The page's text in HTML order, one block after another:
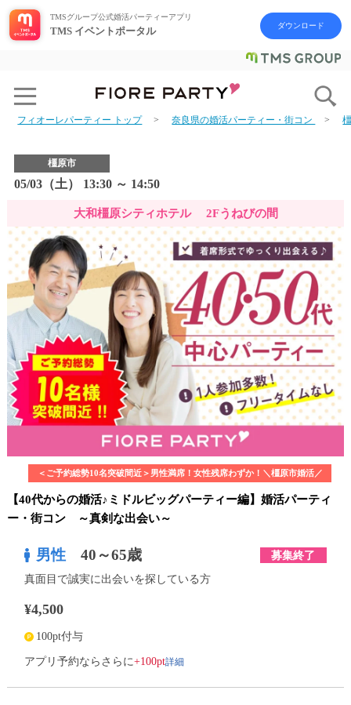
TMSグループ公式婚活パーティーアプリ
TMS イベントポータル ダウンロード
フィオーレパーティー トップ 奈良県の婚活パーティー・街コン
橿原市
05/03（土） 13:30 ～ 14:50
大和橿原シティホテル 2Fうねびの間
＜ご予約総勢10名突破間近＞男性満席！女性残席わずか！＼橿原市婚活／
【40代からの婚活♪ミドルビッグパーティー編】婚活パーティ
ー・街コン ～真剣な出会い～
男性 40～65歳 募集終了
真面目で誠実に出会いを探している方
¥4,500
100pt付与
アプリ予約ならさらに+100pt詳細